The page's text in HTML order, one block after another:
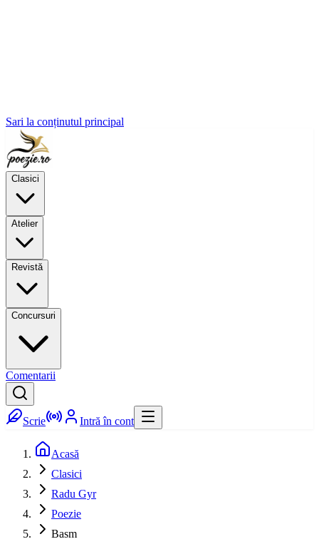
Sari la conținutul principal
Clasici
Atelier
Revistă
Concursuri
Comentarii
Scrie Intră în cont
Acasă
Clasici
Radu Gyr
Poezie
Basm